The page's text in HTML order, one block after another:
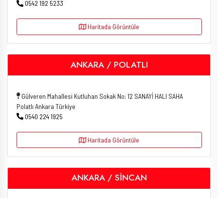
0542 192 5233
Haritada Görüntüle
ANKARA / POLATLI
Gülveren Mahallesi Kutluhan Sokak No: 12 SANAYİ HALI SAHA
Polatlı Ankara Türkiye
0540 224 1925
Haritada Görüntüle
ANKARA / SİNCAN